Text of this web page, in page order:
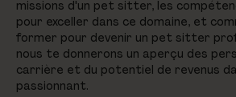
missions d'un pet sitter, les
pour exceller dans ce domaine, et
former pour devenir un pet sitter
nous te donnerons un aperçu des
carrière et du potentiel de revenus
passionnant.